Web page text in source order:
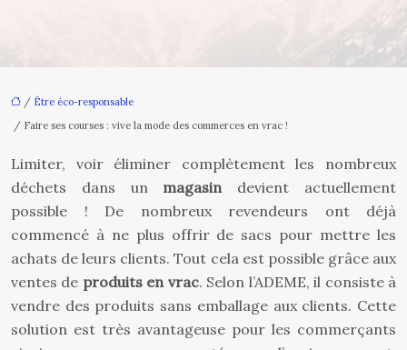
/ Être éco-responsable
/ Faire ses courses : vive la mode des commerces en vrac !
Limiter, voir éliminer complètement les nombreux
déchets dans un magasindevient actuellement
possible ! De nombreux revendeurs ont déjà
commencé à ne plus offrir de sacs pour mettre les
achats de leurs clients. Tout cela est possible grâce aux
ventes de produits en vrac. Selon l’ADEME, il consiste à
vendre des produits sans emballage aux clients. Cette
solution est très avantageuse pour les commerçants